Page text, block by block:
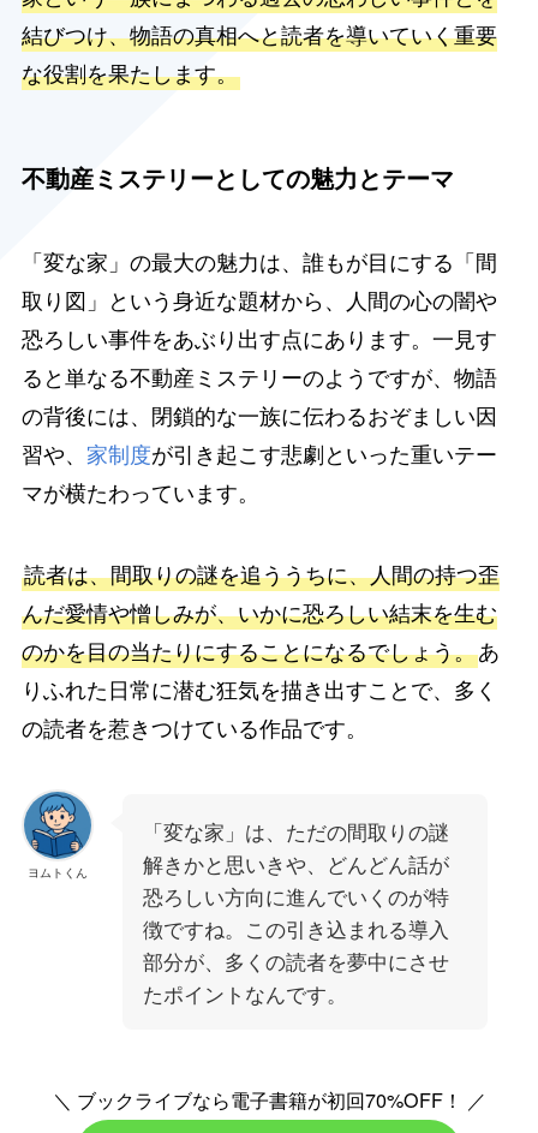
結びつけ、物語の真相へと読者を導いていく重要
な役割を果たします。
不動産ミステリーとしての魅力とテーマ
「変な家」の最大の魅力は、誰もが目にする「間
取り図」という身近な題材から、人間の心の闇や
恐ろしい事件をあぶり出す点にあります。一見す
ると単なる不動産ミステリーのようですが、物語
の背後には、閉鎖的な一族に伝わるおぞましい因
習や、 家制度が引き起こす悲劇といった重いテー
マが横たわっています。
読者は、間取りの謎を追ううちに、人間の持つ歪
んだ愛情や憎しみが、いかに恐ろしい結末を生む
のかを目の当たりにすることになるでしょう。あ
りふれた日常に潜む狂気を描き出すことで、多く
の読者を惹きつけている作品です。
ヨムトくん
「変な家」は、ただの間取りの謎
解きかと思いきや、どんどん話が
恐ろしい方向に進んでいくのが特
徴ですね。この引き込まれる導入
部分が、多くの読者を夢中にさせ
たポイントなんです。
＼ ブックライブなら電子書籍が初回70%OFF！ ／